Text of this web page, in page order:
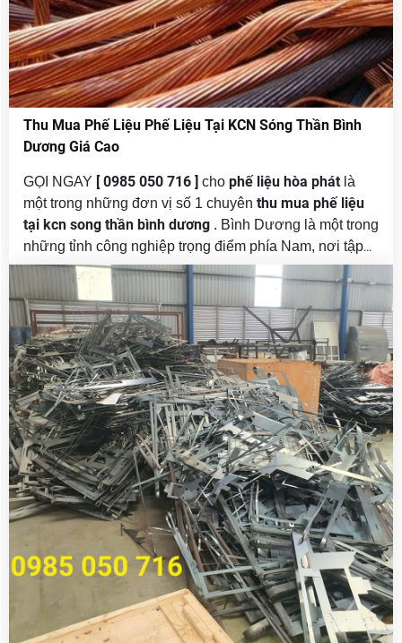
Thu Mua Phế Liệu Phế Liệu Tại KCN Sóng Thần Bình
Dương Giá Cao
GỌI NGAY [ 0985 050 716 ] cho phế liệu hòa phát là
một trong những đơn vị số 1 chuyên thu mua phế liệu
tại kcn song thần bình dương . Bình Dương là một trong
những tỉnh công nghiệp trọng điểm phía Nam, nơi tập
trung nhiều khu công nghiệp lớn như Sóng Thần 1, 2 ,3
, VSIP, Mỹ Phước, Nam Tân Uyên… Hàng ngày, lượng
phế liệu từ sản xuất, xây dựng, doanh nghiệp và hộ gia
đình thải ra là rất lớn.